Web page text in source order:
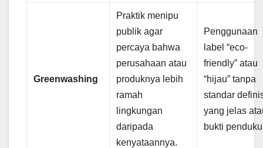
Greenwashing
Praktik menipu
publik agar
percaya bahwa
perusahaan atau
produknya lebih
ramah
lingkungan
daripada
kenyataannya.
Penggunaan
label “eco-
friendly” atau
“hijau” tanpa
standar
yang jelas
bukti